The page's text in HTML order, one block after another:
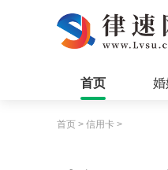
首页 婚
首页 > 信用卡 >